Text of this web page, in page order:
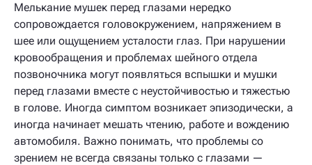
Мелькание мушек перед глазами нередко
сопровождается головокружением, напряжением в
шее или ощущением усталости глаз. При нарушении
кровообращения и проблемах шейного отдела
позвоночника могут появляться вспышки и мушки
перед глазами вместе с неустойчивостью и тяжестью
в голове. Иногда симптом возникает эпизодически, а
иногда начинает мешать чтению, работе и вождению
автомобиля. Важно понимать, что проблемы со
зрением не всегда связаны только с глазами —